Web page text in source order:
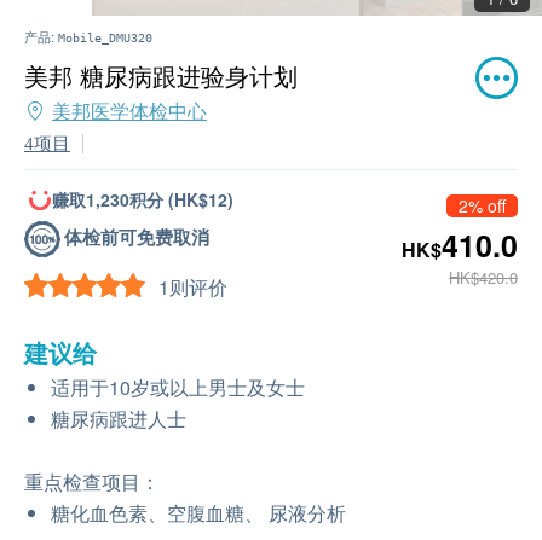
产品: Mobile_DMU320
美邦 糖尿病跟进验身计划
美邦医学体检中心
4项目
赚取1,230积分 (HK$12)
体检前可免费取消
1则评价
2% off
HK$410.0
HK$420.0
建议给
适用于10岁或以上男士及女士
糖尿病跟进人士
重点检查项目：
糖化血色素、空腹血糖、 尿液分析